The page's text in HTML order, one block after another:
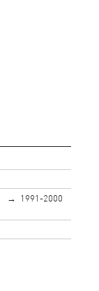
1991-2000